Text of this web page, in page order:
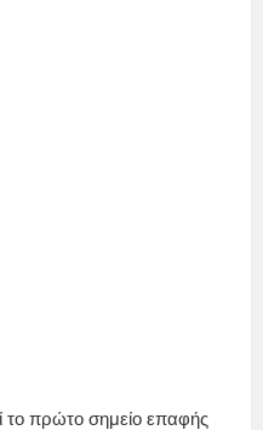
το πρώτο σημείο επαφής